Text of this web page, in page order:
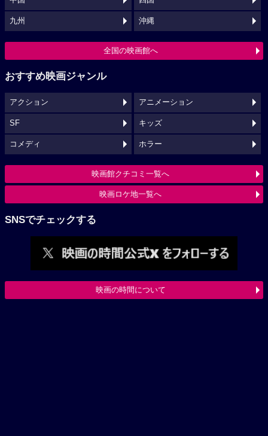
九州 沖縄
全国の映画館へ
おすすめ映画ジャンル
アクション アニメーション
SF キッズ
コメディ ホラー
映画館クチコミ一覧へ
映画ロケ地一覧へ
SNSでチェックする
映画の時間について